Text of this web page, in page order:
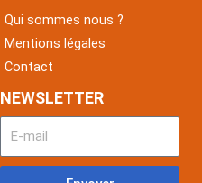
Qui sommes nous ?
Mentions légales
Contact
NEWSLETTER